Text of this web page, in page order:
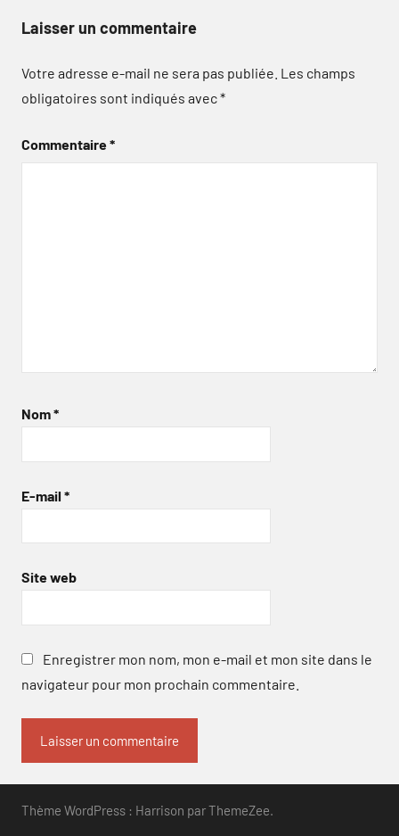
Laisser un commentaire
Votre adresse e-mail ne sera pas publiée. Les champs
obligatoires sont indiqués avec*
Commentaire*
Nom*
E-mail *
Site web
Enregistrer mon nom, mon e-mail et mon site dans le
navigateur pour mon prochain commentaire.
Thème WordPress : Harrison par ThemeZee.